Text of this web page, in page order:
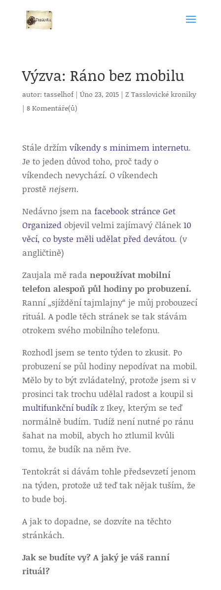
Výzva: Ráno bez mobilu
autor: tasselhof| Úno 23, 2015| Z Tasslovické kroniky
| 8 Komentáře(ů)
Stále držím víkendy s minimem internetu.
Je to jeden důvod toho, proč tady o
víkendech nevychází. O víkendech
prostě nejsem.
Nedávno jsem na facebook stránce Get
Organized objevil velmi zajímavý článek 10
věcí, co byste měli udělat před devátou. (v
angličtině)
Zaujala mě rada nepoužívat mobilní
telefon alespoň půl hodiny po probuzení.
Ranní „sjíždění tajmlajny“ je můj probouzecí
rituál. A podle těch stránek se tak stávám
otrokem svého mobilního telefonu.
Rozhodl jsem se tento týden to zkusit. Po
probuzení se půl hodiny nepodívat na mobil.
Mělo by to být zvládatelný, protože jsem si v
prosinci tak trochu udělal radost a koupil si
multifunkční budíkz Ikey, kterým se teď
normálně budím. Tudíž není nutné po ránu
šahat na mobil, abych ho ztlumil kvůli
tomu, že budík na něm řve.
Tentokrát si dávám tohle předsevzetí jenom
na týden, protože už teď tak nějak tuším, že
to bude boj.
A jak to dopadne, se dozvíte na těchto
stránkách.
Jak se budíte vy? A jaký je váš ranní
rituál?